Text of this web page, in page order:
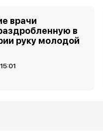
врачи
в
руку молодой